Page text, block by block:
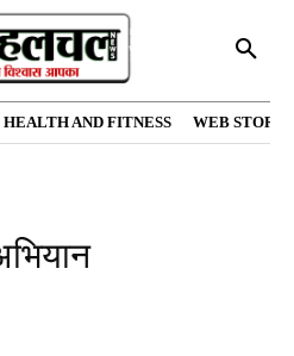
HEALTH AND FITNESS WEB